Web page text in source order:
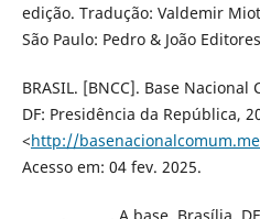
edição. Tradução: Valdemir
São Paulo: Pedro & João
BRASIL. [BNCC]. Base
DF: Presidência da República,
<http://
Acesso em: 04 fev. 2025.
______. ______. A base.